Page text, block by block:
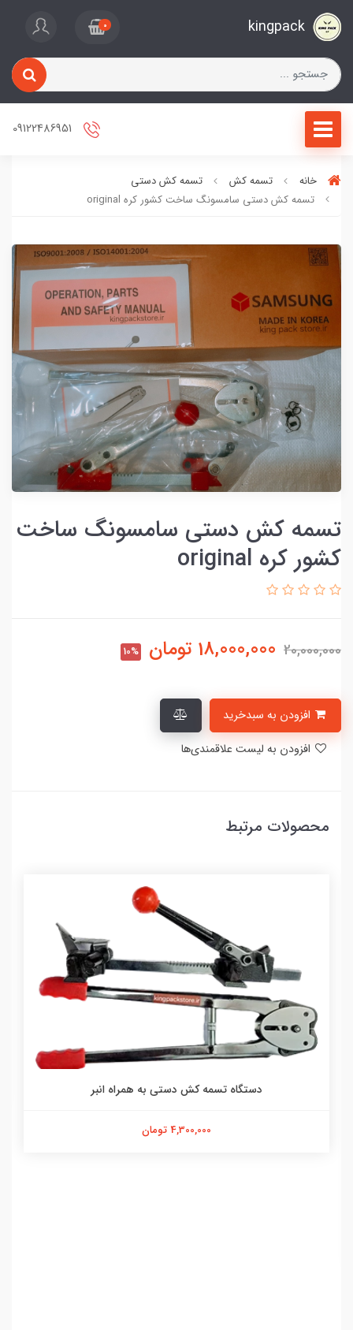
kingpack
0
خانه تسمه کش
تسمه کش دستی
تسمه کش دستی سامسونگ ساخت کشور کره original
تسمه کش دستی سامسونگ ساخت
کشور کره original
20,000,000
18,000,000 تومان 10%
محصولات مرتبط
دستگاه تسمه کش دستی به همراه انبر
4,300,000 تومان